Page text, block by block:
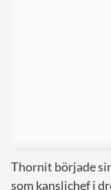
Thornit började
som kanslichef i